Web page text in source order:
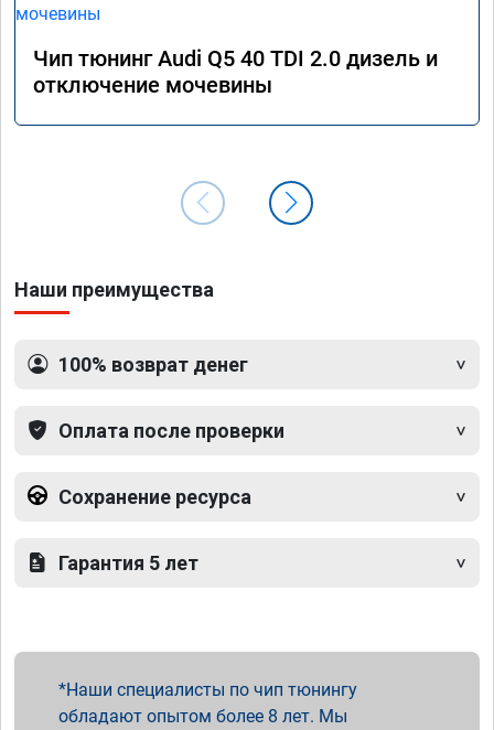
Чип тюнинг Audi Q5 40 TDI 2.0 дизель и
отключение мочевины
Наши преимущества
100% возврат денег
Оплата после проверки
Сохранение ресурса
Гарантия 5 лет
Наши специалисты по чип тюнингу
обладают опытом более 8 лет. Мы